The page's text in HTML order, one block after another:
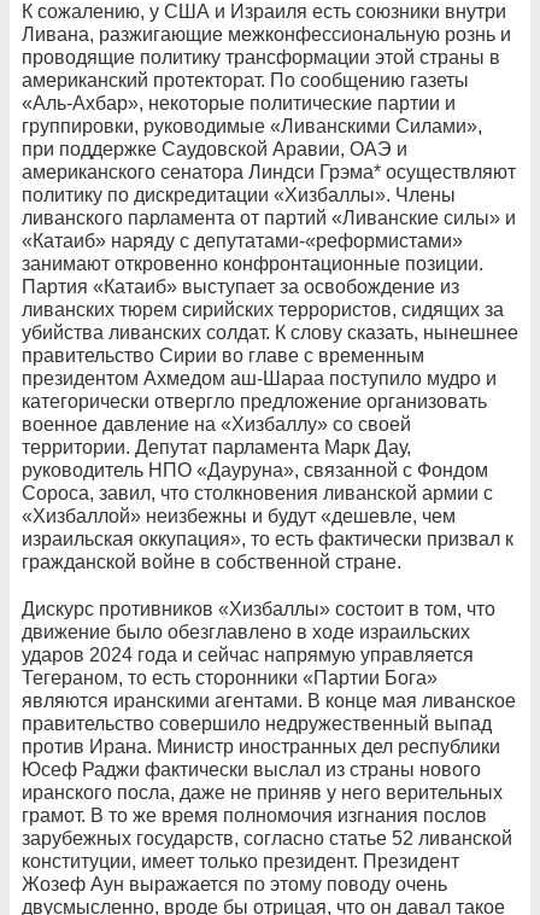
К сожалению, у США и Израиля есть союзники внутри
Ливана, разжигающие межконфессиональную рознь и
проводящие политику трансформации этой страны в
американский протекторат. По сообщению газеты
«Аль-Ахбар», некоторые политические партии и
группировки, руководимые «Ливанскими Силами»,
при поддержке Саудовской Аравии, ОАЭ и
американского сенатора Линдси Грэма* осуществляют
политику по дискредитации «Хизбаллы». Члены
ливанского парламента от партий «Ливанские силы» и
«Катаиб» наряду с депутатами-«реформистами»
занимают откровенно конфронтационные позиции.
Партия «Катаиб» выступает за освобождение из
ливанских тюрем сирийских террористов, сидящих за
убийства ливанских солдат. К слову сказать, нынешнее
правительство Сирии во главе с временным
президентом Ахмедом аш-Шараа поступило мудро и
категорически отвергло предложение организовать
военное давление на «Хизбаллу» со своей
территории. Депутат парламента Марк Дау,
руководитель НПО «Дауруна», связанной с Фондом
Сороса, завил, что столкновения ливанской армии с
«Хизбаллой» неизбежны и будут «дешевле, чем
израильская оккупация», то есть фактически призвал к
гражданской войне в собственной стране.
Дискурс противников «Хизбаллы» состоит в том, что
движение было обезглавлено в ходе израильских
ударов 2024 года и сейчас напрямую управляется
Тегераном, то есть сторонники «Партии Бога»
являются иранскими агентами. В конце мая ливанское
правительство совершило недружественный выпад
против Ирана. Министр иностранных дел республики
Юсеф Раджи фактически выслал из страны нового
иранского посла, даже не приняв у него верительных
грамот. В то же время полномочия изгнания послов
зарубежных государств, согласно статье 52 ливанской
конституции, имеет только президент. Президент
Жозеф Аун выражается по этому поводу очень
двусмысленно, вроде бы отрицая, что он давал такое